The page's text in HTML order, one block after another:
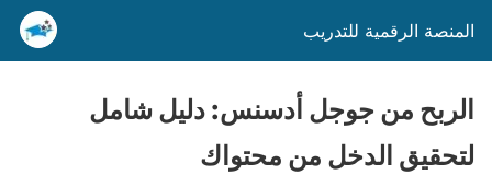
المنصة الرقمية للتدريب
الربح من جوجل أدسنس: دليل شامل
لتحقيق الدخل من محتواك